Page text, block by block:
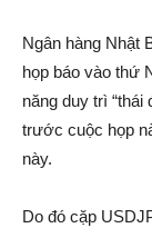
Ngân hàng Nhật
họp báo vào thứ
năng duy trì “thái
trước cuộc họp
này.
Do đó cặp